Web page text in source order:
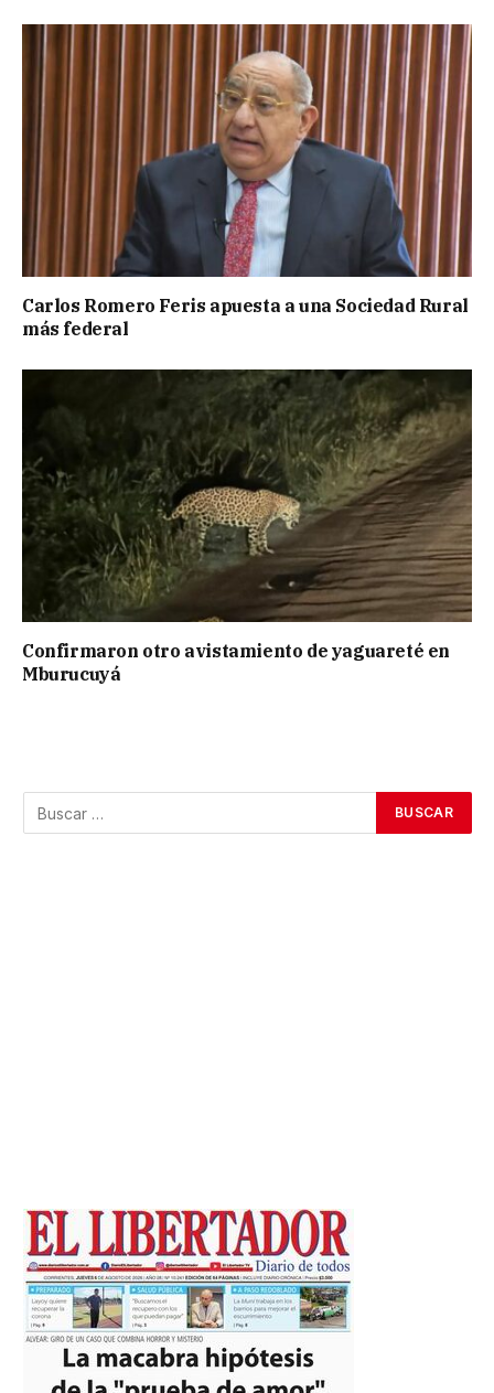
Carlos Romero Feris apuesta a una Sociedad Rural
más federal
Confirmaron otro avistamiento de yaguareté en
Mburucuyá